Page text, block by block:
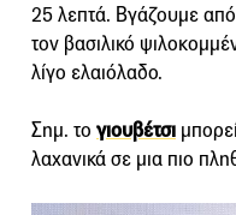
25 λεπτά. Βγάζουμε
τον βασιλικό
λίγο ελαιόλαδο.
Σημ. το γιουβέτσι
λαχανικά σε μια πιο